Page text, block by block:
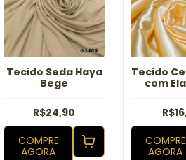
Tecido Seda Haya
Bege
R$24,90
COMPRE
AGORA
Tecido
com
COMPRE
AGORA